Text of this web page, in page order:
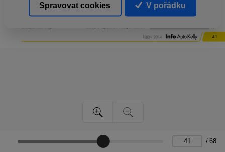
/ 68
Spravovat cookies V pořádku